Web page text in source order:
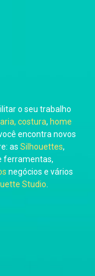
o seu trabalho
costura, home
encontra novos
as Silhouettes,
ferramentas,
negócios e vários
Studio